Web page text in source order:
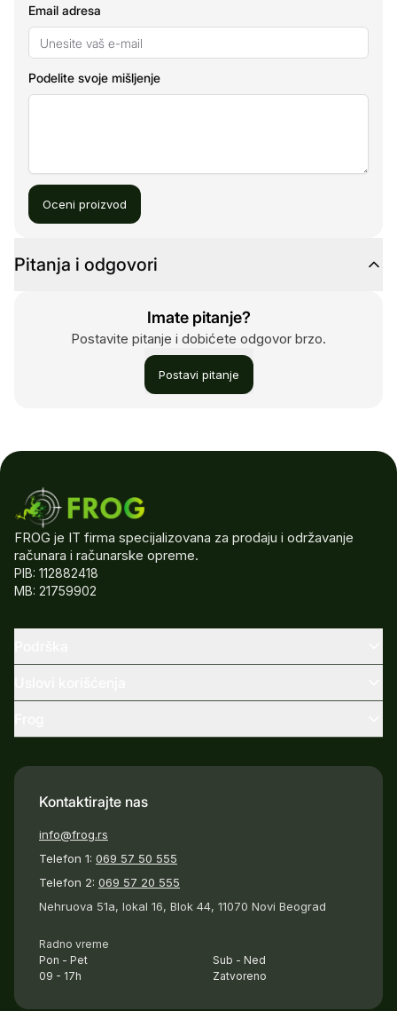
Email adresa
Podelite svoje mišljenje
Oceni proizvod
Pitanja i odgovori
Imate pitanje?
Postavite pitanje i dobićete odgovor brzo.
Postavi pitanje
FROG je IT firma specijalizovana za prodaju i održavanje
računara i računarske opreme.
PIB: 112882418
MB: 21759902
Kontaktirajte nas
info@frog.rs
Telefon 1: 069 57 50 555
Telefon 2: 069 57 20 555
Nehruova 51a, lokal 16, Blok 44, 11070 Novi Beograd
Radno vreme
Pon - Pet
09 - 17h
Sub - Ned
Zatvoreno